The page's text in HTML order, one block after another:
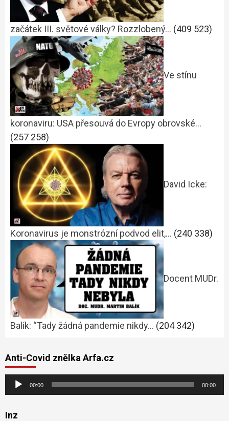
začátek III. světové války? Rozzlobený… (409 523)
Ve stínu
koronaviru: USA přesouvá do Evropy obrovské…
(257 258)
David Icke:
Koronavirus je monstrózní podvod elit,… (240 338)
Docent MUDr.
Balík: “Tady žádná pandemie nikdy… (204 342)
Anti-Covid znělka Arfa.cz
Audio
přehrávač
00:00 00:00
Inz